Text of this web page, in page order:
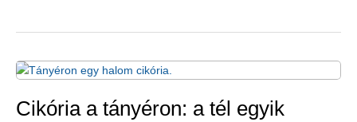
ellen
–
két
Cikória a tányéron: a tél egyik